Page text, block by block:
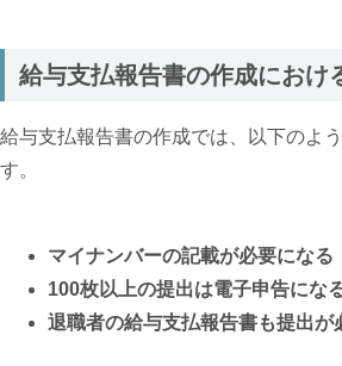
給与支払報告書の作成におけ
給与支払報告書の作成では、以下のよ
す。
マイナンバーの記載が必要になる
100枚以上の提出は電子申告にな
退職者の給与支払報告書も提出が